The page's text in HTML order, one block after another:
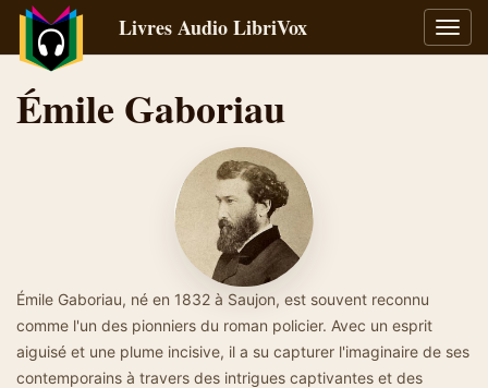
la
Livres Audio LibriVox
Émile Gaboriau
Émile Gaboriau, né en 1832 à Saujon, est souvent reconnu
comme l'un des pionniers du roman policier. Avec un esprit
aiguisé et une plume incisive, il a su capturer l'imaginaire de ses
contemporains à travers des intrigues captivantes et des